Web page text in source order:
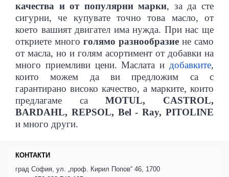
НА МОТОР
качества и от популярни марки, за да сте
сигурни, че купувате точно това масло, от
което вашият двигател има нужда. При нас ще
откриете много голямо разнообразие не само
от масла, но и голям асортимент от добавки на
много приемливи цени. Маслата и добавките,
които можем да ви предложим са с
гарантирано високо качество, а марките, които
предлагаме саMOTUL, CASTROL,
BARDAHL, REPSOL, Bel - Ray, PITOLINE
и много други.
КОНТАКТИ
град София, ул. „проф. Кирил Попов“ 46, 1700